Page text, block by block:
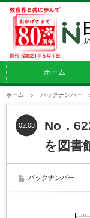
ホーム
ホーム バックナンバー
No．
を図書
02.03
バックナンバー